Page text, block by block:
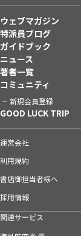
ウェブマガジン
特派員ブログ
ガイドブック
ニュース
著者一覧
コミュニティ
新規会員登録
GOOD LUCK TRIP
運営会社
利用規約
書店御担当者様へ
採用情報
関連サービス